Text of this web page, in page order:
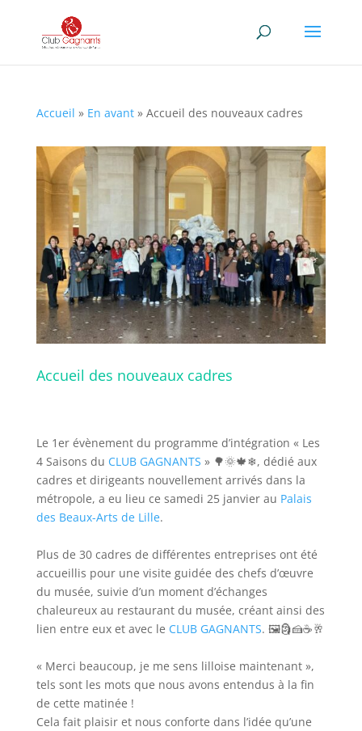
Accueil » En avant» Accueil des nouveaux cadres
Accueil des nouveaux cadres
Le 1er évènement du programme d’intégration « Les
4 Saisons du CLUB GAGNANTS » 🌳🌞🍁❄, dédié aux
cadres et dirigeants nouvellement arrivés dans la
métropole, a eu lieu ce samedi 25 janvier au Palais
des Beaux-Arts de Lille.
Plus de 30 cadres de différentes entreprises ont été
accueillis pour une visite guidée des chefs d’œuvre
du musée, suivie d’un moment d’échanges
chaleureux au restaurant du musée, créant ainsi des
lien entre eux et avec le CLUB GAGNANTS. 🖼🗿🍰☕🥂
« Merci beaucoup, je me sens lilloise maintenant »,
tels sont les mots que nous avons entendus à la fin
de cette matinée !
Cela fait plaisir et nous conforte dans l’idée qu’une